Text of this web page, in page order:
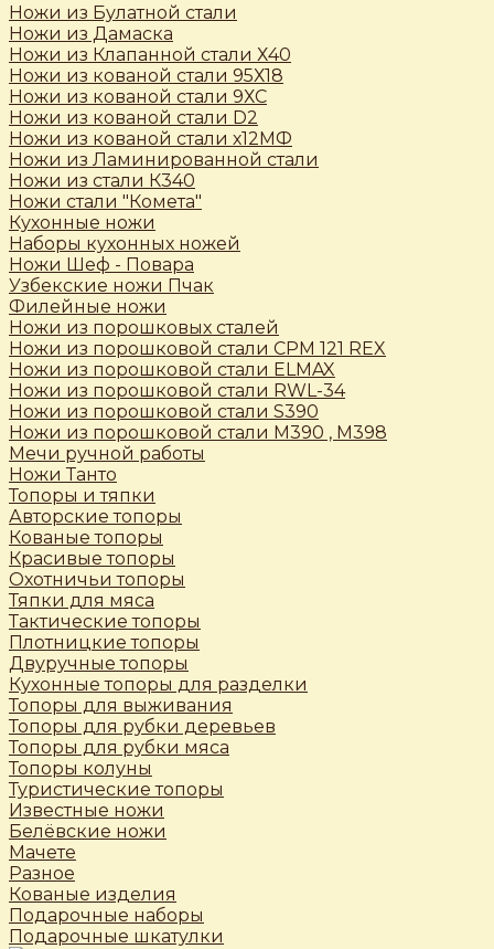
Ножи из Булатной стали
Ножи из Дамаска
Ножи из Клапанной стали Х40
Ножи из кованой стали 95Х18
Ножи из кованой стали 9ХС
Ножи из кованой стали D2
Ножи из кованой стали х12МФ
Ножи из Ламинированной стали
Ножи из стали К340
Ножи стали "Комета"
Кухонные ножи
Наборы кухонных ножей
Ножи Шеф - Повара
Узбекские ножи Пчак
Филейные ножи
Ножи из порошковых сталей
Ножи из порошковой стали CPM 121 REX
Ножи из порошковой стали ELMAX
Ножи из порошковой стали RWL-34
Ножи из порошковой стали S390
Ножи из порошковой стали М390 , М398
Мечи ручной работы
Ножи Танто
Топоры и тяпки
Авторские топоры
Кованые топоры
Красивые топоры
Охотничьи топоры
Тяпки для мяса
Тактические топоры
Плотницкие топоры
Двуручные топоры
Кухонные топоры для разделки
Топоры для выживания
Топоры для рубки деревьев
Топоры для рубки мяса
Топоры колуны
Туристические топоры
Известные ножи
Белёвские ножи
Мачете
Разное
Кованые изделия
Подарочные наборы
Подарочные шкатулки